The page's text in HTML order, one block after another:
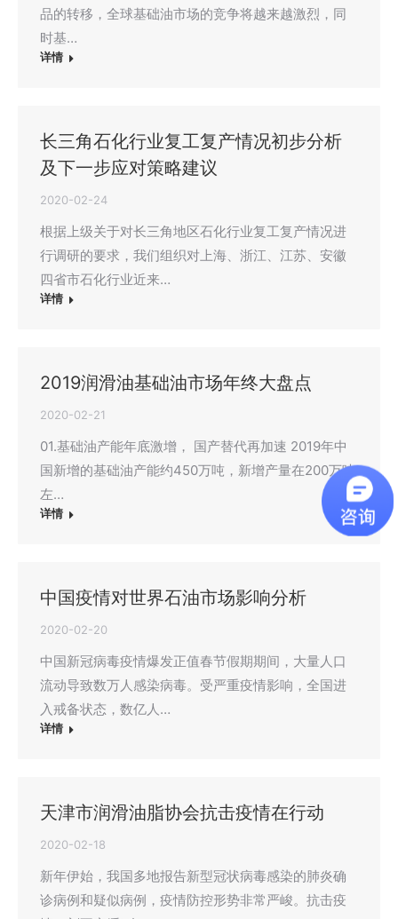
品的转移，全球基础油市场的竞争将越来越激烈，同
时基…
详情
长三角石化行业复工复产情况初步分析
及下一步应对策略建议
2020-02-24
根据上级关于对长三角地区石化行业复工复产情况进
行调研的要求，我们组织对上海、浙江、江苏、安徽
四省市石化行业近来…
详情
2019润滑油基础油市场年终大盘点
2020-02-21
01.基础油产能年底激增， 国产替代再加速 2019年中
国新增的基础油产能约450万吨，新增产量在200万吨
左…
详情
中国疫情对世界石油市场影响分析
2020-02-20
中国新冠病毒疫情爆发正值春节假期期间，大量人口
流动导致数万人感染病毒。受严重疫情影响，全国进
入戒备状态，数亿人…
详情
天津市润滑油脂协会抗击疫情在行动
2020-02-18
新年伊始，我国多地报告新型冠状病毒感染的肺炎确
诊病例和疑似病例，疫情防控形势非常严峻。抗击疫